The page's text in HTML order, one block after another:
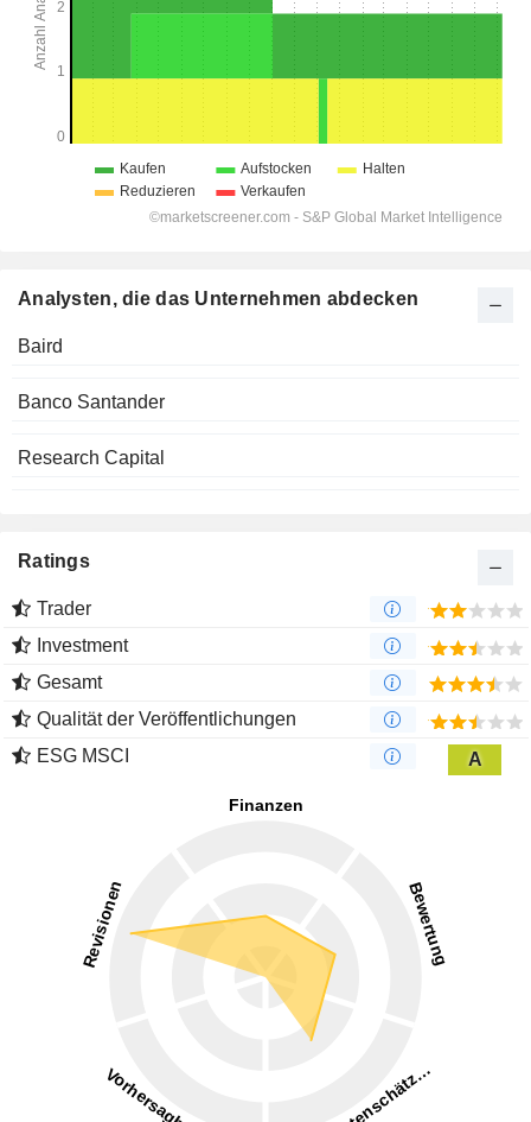
Analysten, die das Unternehmen abdecken
Baird
Banco Santander
Research Capital
Ratings
Trader
Investment
Gesamt
Qualität der Veröffentlichungen
ESG MSCI
A